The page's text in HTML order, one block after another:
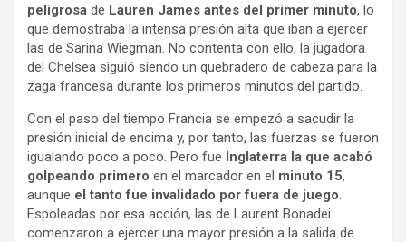
peligrosa de Lauren James antes del primer minuto, lo
que demostraba la intensa presión alta que iban a ejercer
las de Sarina Wiegman. No contenta con ello, la jugadora
del Chelsea siguió siendo un quebradero de cabeza para la
zaga francesa durante los primeros minutos del partido.
Con el paso del tiempo Francia se empezó a sacudir la
presión inicial de encima y, por tanto, las fuerzas se fueron
igualando poco a poco. Pero fue Inglaterra la que acabó
golpeando primero en el marcador en el minuto 15,
aunque el tanto fue invalidado por fuera de juego.
Espoleadas por esa acción, las de Laurent Bonadei
comenzaron a ejercer una mayor presión a la salida de